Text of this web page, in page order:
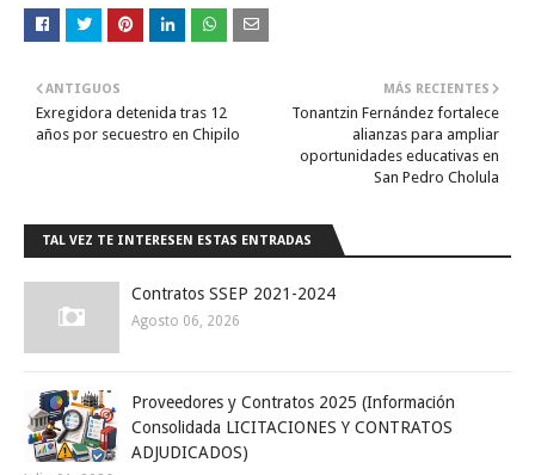
MÁS RECIENTES
Tonantzin Fernández fortalece
alianzas para ampliar
oportunidades educativas en
San Pedro Cholula
ANTIGUOS
Exregidora detenida tras 12
años por secuestro en Chipilo
TAL VEZ TE INTERESEN ESTAS ENTRADAS
Contratos SSEP 2021-2024
Agosto 06, 2026
Proveedores y Contratos 2025 (Información
Consolidada LICITACIONES Y CONTRATOS
ADJUDICADOS)